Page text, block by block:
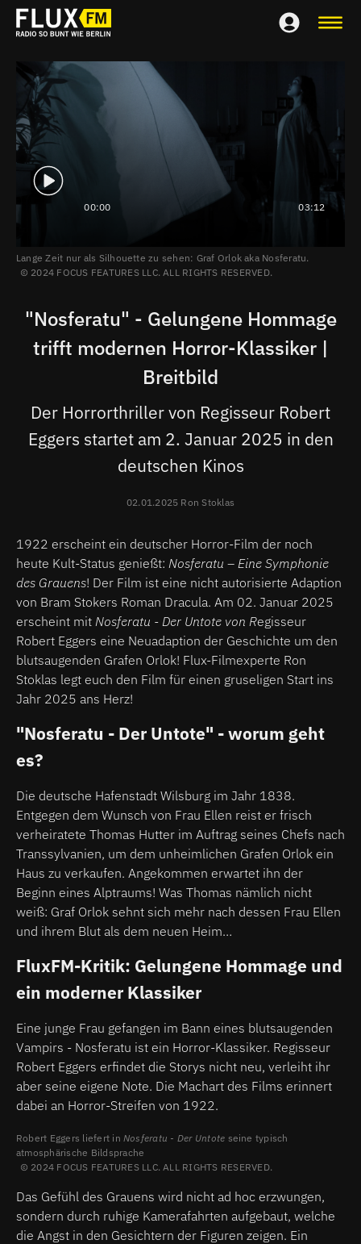
00:00 03:12
Lange Zeit nur als Silhouette zu sehen: Graf Orlok aka Nosferatu.
2024 FOCUS FEATURES LLC. ALL RIGHTS RESERVED.
"Nosferatu" - Gelungene Hommage
trifft modernen Horror-Klassiker |
Breitbild
Der Horrorthriller von Regisseur Robert
Eggers startet am 2. Januar 2025 in den
deutschen Kinos
02.01.2025 Ron Stoklas
1922 erscheint ein deutscher Horror-Film der noch
heute Kult-Status genießt: Nosferatu – Eine Symphonie
des Grauens! Der Film ist eine nicht autorisierte Adaption
von Bram Stokers Roman Dracula. Am 02. Januar 2025
erscheint mit Nosferatu - Der Untote von Regisseur
Robert Eggers eine Neuadaption der Geschichte um den
blutsaugenden Grafen Orlok! Flux-Filmexperte Ron
Stoklas legt euch den Film für einen gruseligen Start ins
Jahr 2025 ans Herz!
"Nosferatu - Der Untote" - worum geht
es?
Die deutsche Hafenstadt Wilsburg im Jahr 1838.
Entgegen dem Wunsch von Frau Ellen reist er frisch
verheiratete Thomas Hutter im Auftrag seines Chefs nach
Transsylvanien, um dem unheimlichen Grafen Orlok ein
Haus zu verkaufen. Angekommen erwartet ihn der
Beginn eines Alptraums! Was Thomas nämlich nicht
weiß: Graf Orlok sehnt sich mehr nach dessen Frau Ellen
und ihrem Blut als dem neuen Heim…
FluxFM-Kritik: Gelungene Hommage und
ein moderner Klassiker
Eine junge Frau gefangen im Bann eines blutsaugenden
Vampirs - Nosferatu ist ein Horror-Klassiker. Regisseur
Robert Eggers erfindet die Storys nicht neu, verleiht ihr
aber seine eigene Note. Die Machart des Films erinnert
dabei an Horror-Streifen von 1922.
Robert Eggers liefert in Nosferatu - Der Untote seine typisch
atmosphärische Bildsprache
2024 FOCUS FEATURES LLC. ALL RIGHTS RESERVED.
Das Gefühl des Grauens wird nicht ad hoc erzwungen,
sondern durch ruhige Kamerafahrten aufgebaut, welche
die Angst in den Gesichtern der Figuren zeigen. Ein